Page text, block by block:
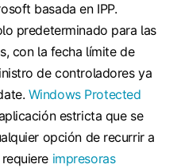
basada en IPP.
predeterminado para las
con la fecha límite de
de controladores ya
Windows Protected
estricta que se
opción de recurrir a
impresoras